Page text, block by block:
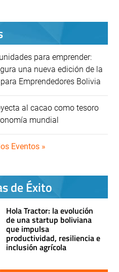
para emprender:
una nueva edición de la
Emprendedores Bolivia
al cacao como tesoro
mundial
Eventos »
de Éxito
Hola Tractor: la evolución
de una startup boliviana
que impulsa
productividad, resiliencia e
inclusión agrícola